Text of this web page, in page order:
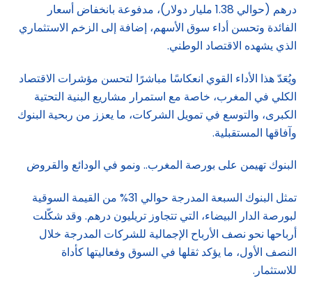
درهم (حوالي 1.38 مليار دولار)، مدفوعة بانخفاض أسعار
الفائدة وتحسن أداء سوق الأسهم، إضافة إلى الزخم الاستثماري
الذي يشهده الاقتصاد الوطني.
ويُعَدّ هذا الأداء القوي انعكاسًا مباشرًا لتحسن مؤشرات الاقتصاد
الكلي في المغرب، خاصة مع استمرار مشاريع البنية التحتية
الكبرى، والتوسع في تمويل الشركات، ما يعزز من ربحية البنوك
وآفاقها المستقبلية.
البنوك تهيمن على بورصة المغرب.. ونمو في الودائع والقروض
تمثل البنوك السبعة المدرجة حوالي 31% من القيمة السوقية
لبورصة الدار البيضاء، التي تتجاوز تريليون درهم. وقد شكّلت
أرباحها نحو نصف الأرباح الإجمالية للشركات المدرجة خلال
النصف الأول، ما يؤكد ثقلها في السوق وفعاليتها كأداة
للاستثمار.